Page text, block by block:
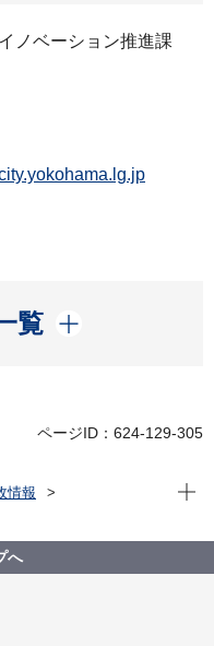
ノベーション推進課
覧
ページID：624-129-305
情報
トアップ支援企業が横
法人を市内に設立し事業
現在
へ